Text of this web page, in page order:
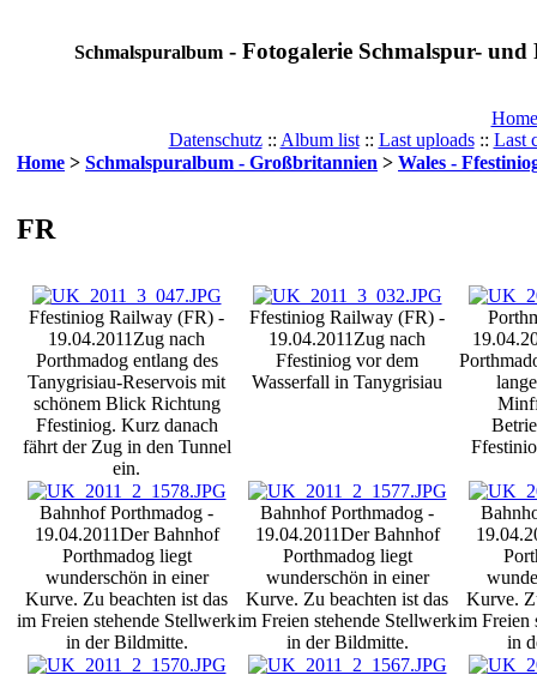
Schmalspuralbum- Fotogalerie Schmalspur-
Home
Datenschutz:: Album list:: Last uploads:: Last
Home > Schmalspuralbum - Großbritannien > Wales -
FR
Ffestiniog Railway (FR) -
19.04.2011 Zug nach
Porthmadog entlang des
Tanygrisiau-Reservois mit
schönem Blick Richtung
Ffestiniog. Kurz danach
fährt der Zug in den Tunnel
ein.
Ffestiniog Railway (FR) -
19.04.2011 Zug nach
Ffestiniog vor dem
Wasserfall in Tanygrisiau
Bahnhof Porthmadog -
19.04.2011Der Bahnhof
Porthmadog liegt
wunderschön in einer
Kurve. Zu beachten ist das
im Freien stehende Stellwerk
in der Bildmitte.
Bahnhof Porthmadog -
19.04.2011Der Bahnhof
Porthmadog liegt
wunderschön in einer
Kurve. Zu beachten ist das
im Freien stehende Stellwerk
in der Bildmitte.
Kurve.
im Freien
in